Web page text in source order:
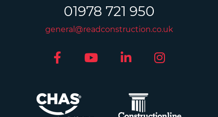
01978 721 950
general@readconstruction.co.uk